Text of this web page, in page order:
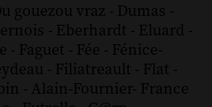
gouezou vraz - Dumas -
- Eberhardt - Eluard -
- Faguet - Fée - Fénice-
- Filiatreault - Flat -
- Alain-Fournier- France